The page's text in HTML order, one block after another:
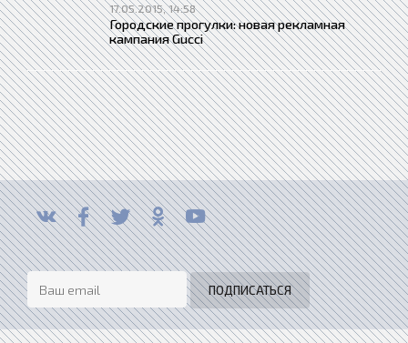
17.05.2015, 14:58
Городские прогулки: новая рекламная
кампания Gucci